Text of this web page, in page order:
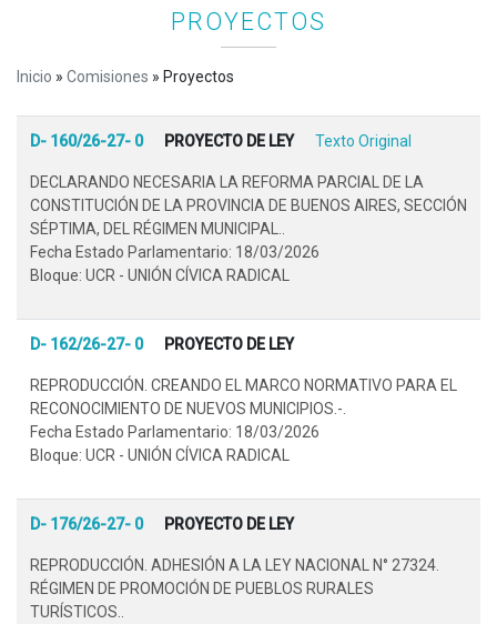
PROYECTOS
Inicio » Comisiones » Proyectos
D- 160/26-27- 0 PROYECTO DE LEY Texto Original
DECLARANDO NECESARIA LA REFORMA PARCIAL DE LA
CONSTITUCIÓN DE LA PROVINCIA DE BUENOS AIRES, SECCIÓN
SÉPTIMA, DEL RÉGIMEN MUNICIPAL..
Fecha Estado Parlamentario: 18/03/2026
Bloque: UCR - UNIÓN CÍVICA RADICAL
D- 162/26-27- 0 PROYECTO DE LEY
REPRODUCCIÓN. CREANDO EL MARCO NORMATIVO PARA EL
RECONOCIMIENTO DE NUEVOS MUNICIPIOS.-.
Fecha Estado Parlamentario: 18/03/2026
Bloque: UCR - UNIÓN CÍVICA RADICAL
D- 176/26-27- 0 PROYECTO DE LEY
REPRODUCCIÓN. ADHESIÓN A LA LEY NACIONAL N° 27324.
RÉGIMEN DE PROMOCIÓN DE PUEBLOS RURALES
TURÍSTICOS..